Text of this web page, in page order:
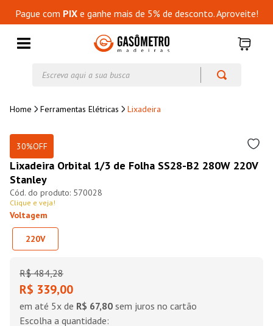
Pague com PIXe ganhe mais de 5% de desconto. Aproveite!
Ferramentas Elétricas Lixadeira
30%OFF
Lixadeira Orbital 1/3 de Folha SS28-B2 280W 220V
Stanley
570028
Clique e veja!
Voltagem
220V
R$ 484,28
R$ 339,00
em até 5x de R$ 67,80 sem juros no cartão